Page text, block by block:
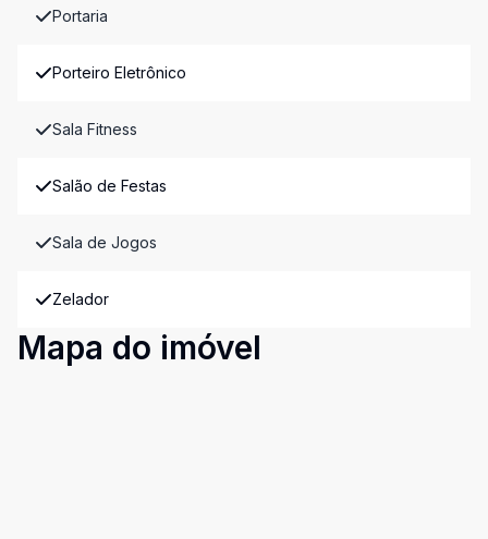
Portaria
Porteiro Eletrônico
Sala Fitness
Salão de Festas
Sala de Jogos
Zelador
Mapa do imóvel